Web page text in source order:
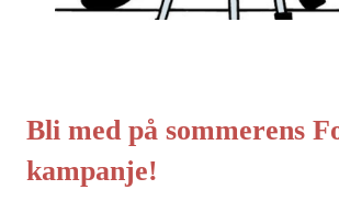
Bli med på sommerens
kampanje!